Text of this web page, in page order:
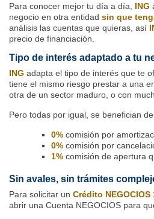
Para conocer mejor tu día a día, ING
negocio en otra entidad sin que
análisis las cuentas que quieras, así
precio de financiación.
Tipo de interés adaptado a tu
ING adapta el tipo de interés que te
tiene el mismo riesgo prestar a una
otra de un sector maduro, o con
Pero todas por igual, se benefician
0% comisión por
0% comisión por
1% comisión de apertura
Sin avales, sin trámites
Para solicitar un Crédito NEGOCIOS
abrir una Cuenta NEGOCIOS para